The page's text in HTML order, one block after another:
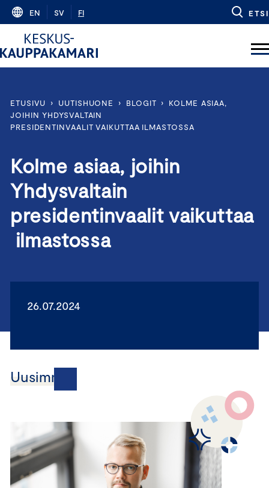
Skip
content
EN SV FI ETSI
ETUSIVU › UUTISHUONE › BLOGIT ›
KOLME ASIAA,
JOIHIN YHDYSVALTAIN
PRESIDENTINVAALIT VAIKUTTAA ILMASTOSSA
Kolme asiaa, joihin
Yhdysvaltain
presidentinvaalit vaikuttaa
ilmastossa
26.07.2024
Uusimmat